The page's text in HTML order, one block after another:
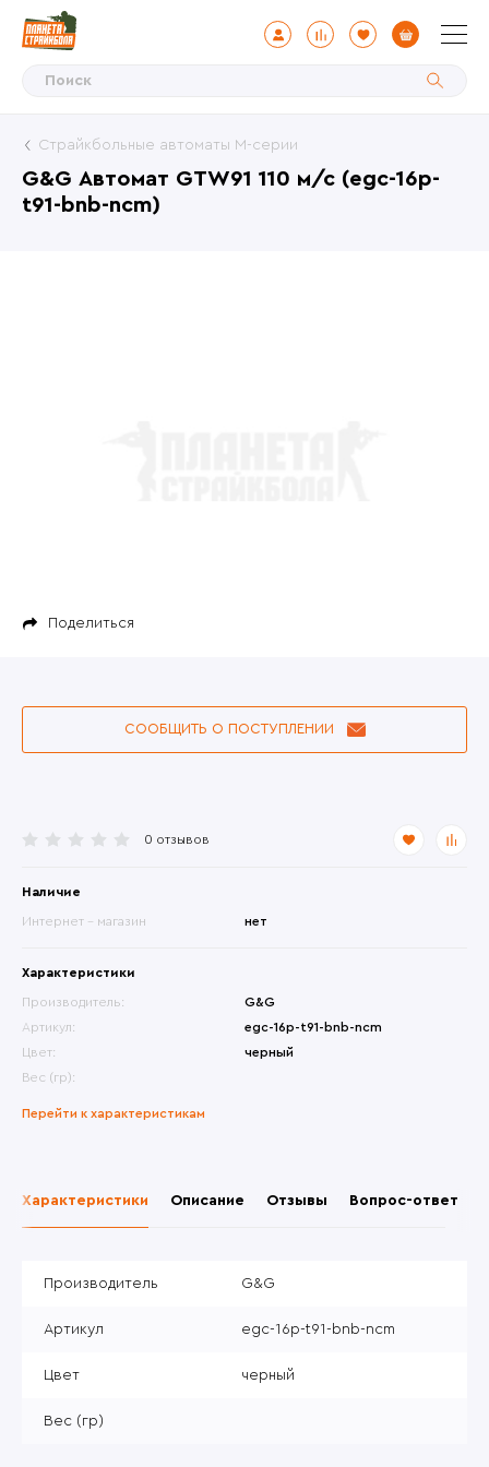
G&G Автомат GTW91 110 м/с (egc-16p-
t91-bnb-ncm)
Страйкбольные автоматы М-серии
Поделиться
0 отзывов
Наличие
Интернет - магазин нет
Характеристики
Производитель:
G&G
Артикул:
egc-16p-t91-bnb-ncm
Цвет:
черный
Вес (гр):
Перейти к характеристикам
СООБЩИТЬ О ПОСТУПЛЕНИИ
Характеристики Описание Отзывы Вопрос-ответ
Производитель G&G
Артикул egc-16p-t91-bnb-ncm
Цвет черный
Вес (гр)